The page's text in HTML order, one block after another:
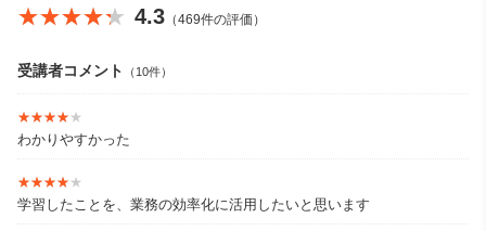
ace に関する研修やスクールを運営。
YouTubeチャンネル「AI・ICT活用チャンネル」では、企業や教育
https://www.youtube.com/@suguru_aiict
★★★★★
★★★★★ 4.3 （469件の評価）
受講者コメント （10件）
★★★★★
★★★★★
わかりやすかった
★★★★★
★★★★★
学習したことを、業務の効率化に活用したいと思います